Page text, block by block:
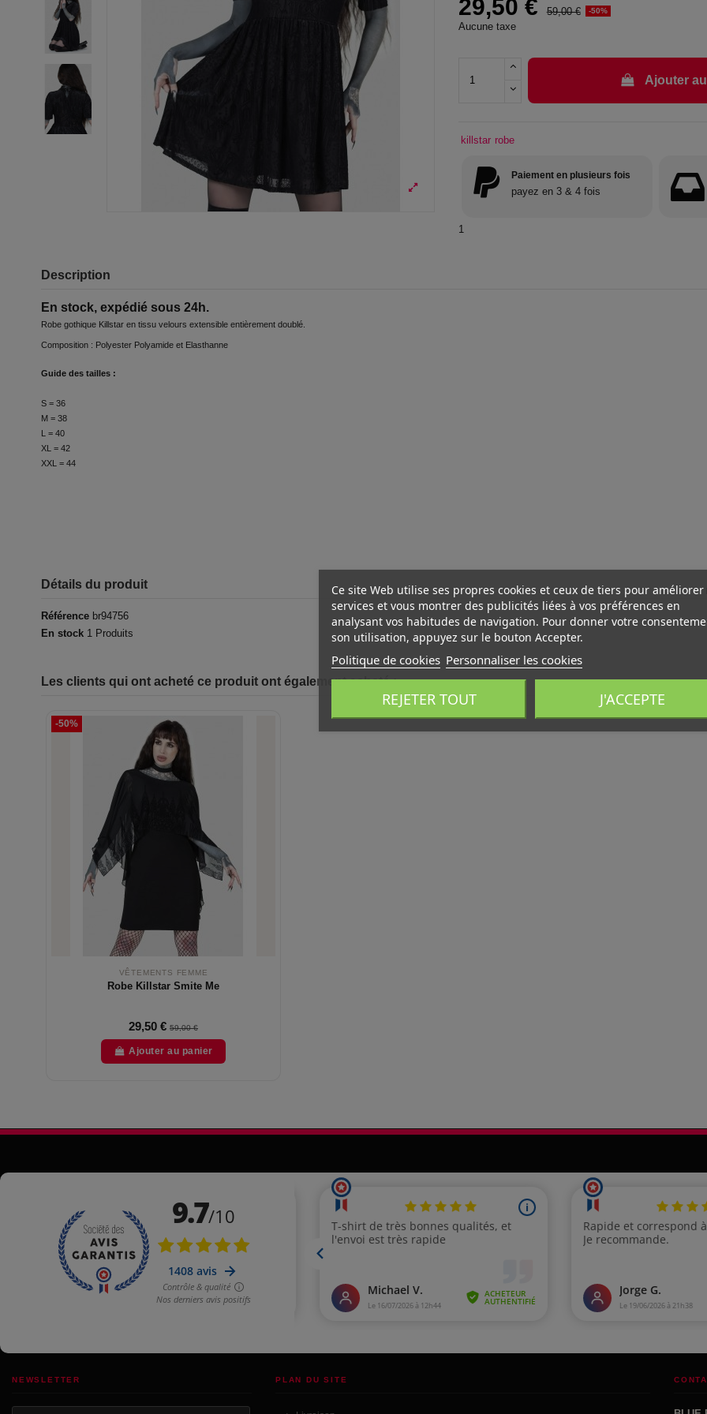
29,50 € 59,00 € -50%
Aucune taxe
Ajouter
killstar robe
Paiement en plusieurs fois
payez en 3 & 4 fois
1
Description
En stock, expédié sous 24h.
Robe gothique Killstar en tissu velours extensible entièrement doublé.
Composition : Polyester Polyamide et Elasthanne
Guide des tailles :
S = 36
M = 38
L = 40
XL = 42
XXL = 44
Détails du produit
Référence br94756
En stock 1 Produits
Les clients qui ont acheté ce produit ont également acheté :
-50%
VÊTEMENTS FEMME
Robe Killstar Smite Me
29,50 € 59,00 €
Ajouter au panier
PLAN DU SITE
Ce site Web utilise ses propres cookies et ceux de tiers pour améliorer
services et vous montrer des publicités liées à vos préférences en
analysant vos habitudes de navigation. Pour donner votre
son utilisation, appuyez sur le bouton Accepter.
Politique de cookies Personnaliser les cookies
REJETER TOUT J'ACCEPTE
NEWSLETTER